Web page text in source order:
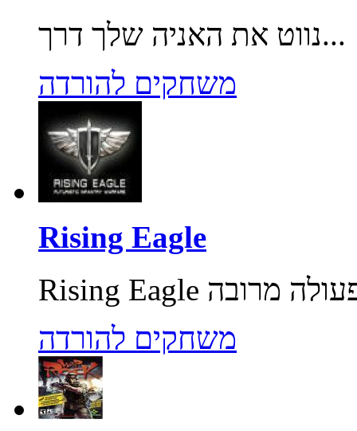
נווט את האניה שלך דרך...
משחקים להורדה
Rising Eagle
משחקים להורדה